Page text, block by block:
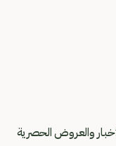
والعروض الحصرية